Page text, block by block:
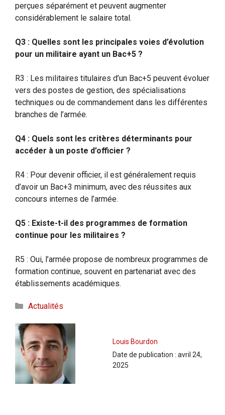
perçues séparément et peuvent augmenter
considérablement le salaire total.
Q3 : Quelles sont les principales voies d’évolution
pour un militaire ayant un Bac+5 ?
R3 : Les militaires titulaires d’un Bac+5 peuvent évoluer
vers des postes de gestion, des spécialisations
techniques ou de commandement dans les différentes
branches de l’armée.
Q4 : Quels sont les critères déterminants pour
accéder à un poste d’officier ?
R4 : Pour devenir officier, il est généralement requis
d’avoir un Bac+3 minimum, avec des réussites aux
concours internes de l’armée.
Q5 : Existe-t-il des programmes de formation
continue pour les militaires ?
R5 : Oui, l’armée propose de nombreux programmes de
formation continue, souvent en partenariat avec des
établissements académiques.
Catégories
Actualités
Louis Bourdon
Date de publication : avril 24,
2025